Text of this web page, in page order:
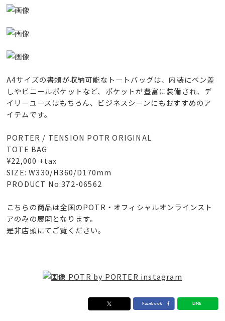
A4サイズの書類が収納可能なトートバッグは、内装にペン差
しやビニールポケットなど、ポケットが豊富に装備され、デ
イリーユースはもちろん、ビジネスシーンにもおすすめのア
イテムです。
PORTER / TENSION POTR ORIGINAL
TOTE BAG
¥22,000 +tax
SIZE: W330/H360/D170mm
PRODUCT No:372-06562
こちらの商品は全国のPOTR・オフィシャルオンラインスト
アのみの展開となります。
是非店頭にてご覧ください。
POTR by PORTER instagram